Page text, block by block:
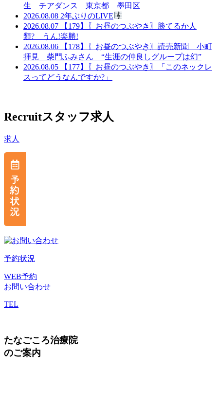
生 チアダンス 東京都 墨田区
2026.08.08 2年ぶりのLIVE
2026.08.07
【179】〖お昼のつぶやき〗勝てるか人
類? うん!楽勝!
2026.08.06
【178】〖お昼のつぶやき〗読売新聞 小町
拝見 柴門ふみさん “生涯の仲良しグループは幻”
2026.08.05
【177】〖お昼のつぶやき〗「このネックレ
スってどうなんですか?」
Recruitスタッフ求人
求人
予約状況
WEB予約
お問い合わせ
TEL
たなごころ治療院
のご案内